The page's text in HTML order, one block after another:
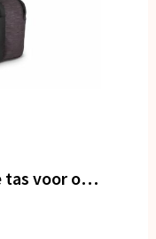
R-PET 600D opvouwbare tas voor onder de stoel 20L